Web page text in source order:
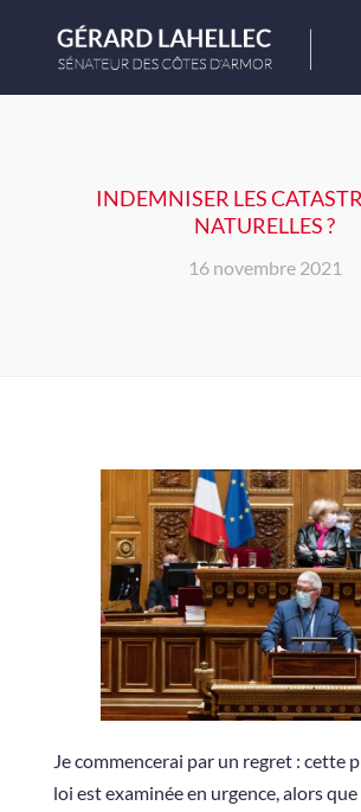
INDEMNISER LES
NATURELLES ?
16 novembre 2021
Je commencerai par un regret : cette
loi est examinée en urgence, alors